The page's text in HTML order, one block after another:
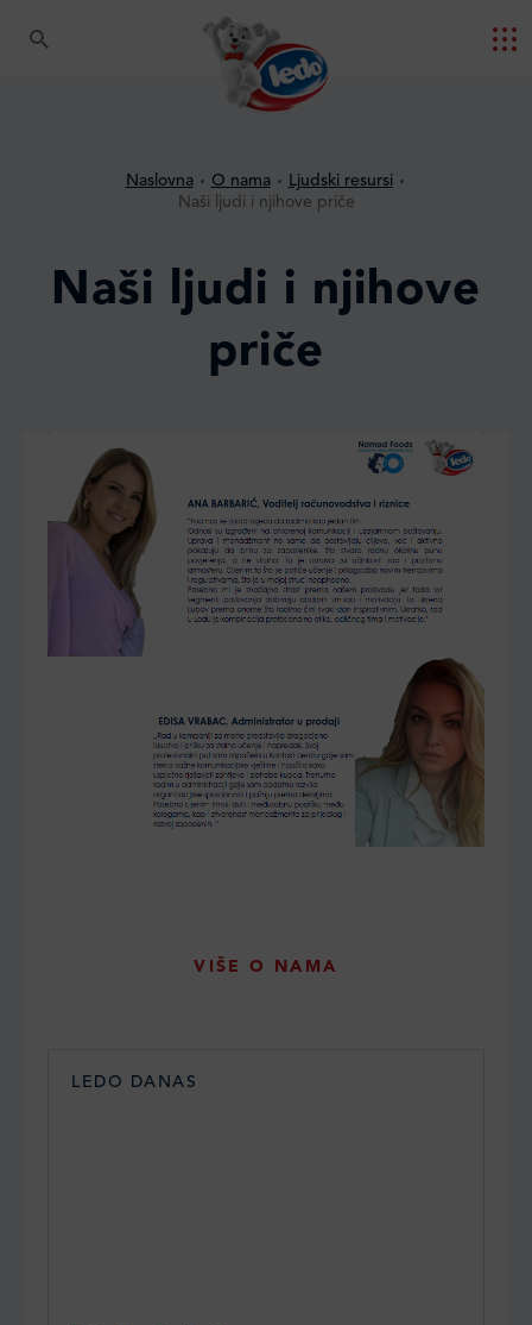
Naslovna O nama
Ljudski resursi
Naši ljudi i njihove priče
Naši ljudi i njihove
priče
VIŠE O NAMA
LEDO DANAS